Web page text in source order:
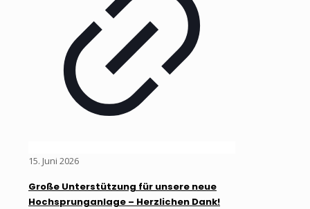
15. Juni 2026
Große Unterstützung für unsere neue
Hochsprunganlage – Herzlichen Dank!